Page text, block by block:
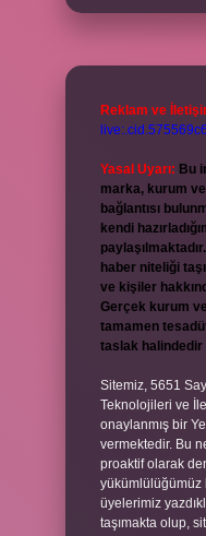
Reklam ve
Yasal Uyarı: Bu
marka, kurum
bağlantısı
kendi
haber niteliği
ve kişiler
Gerçek kurum
tamamen
taslak halindedir
Sitemiz, 5651
Teknolojileri ve
onaylanmış bir
vermektedir. Bu
proaktif olarak
yükümlülüğümüz
üyelerimiz
taşımakta olup,